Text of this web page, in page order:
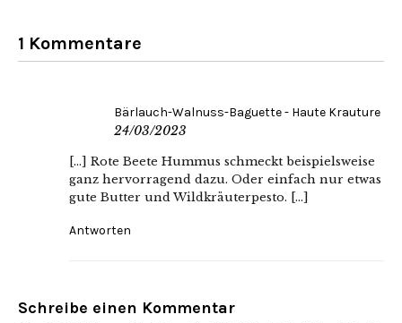
1 Kommentare
Bärlauch-Walnuss-Baguette - Haute Krauture
24/03/2023
[…] Rote Beete Hummus schmeckt beispielsweise
ganz hervorragend dazu. Oder einfach nur etwas
gute Butter und Wildkräuterpesto. […]
Antworten
Schreibe einen Kommentar